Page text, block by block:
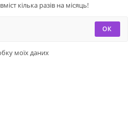
кілька разів на місяць!
ОК
моїх даних